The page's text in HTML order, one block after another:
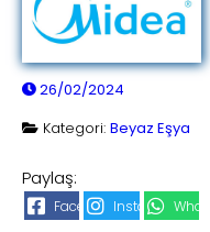
26/02/2024
Kategori: Beyaz Eşya
Paylaş:
FacebookInstagram